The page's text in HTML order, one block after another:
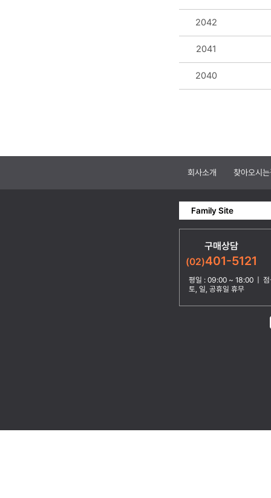
2042
2041
2040
회사소개 찾아오시
Family Site
구매상담
(02)401-5121
평일 : 09:00 ~ 18:00 | 점
토, 일, 공휴일 휴무